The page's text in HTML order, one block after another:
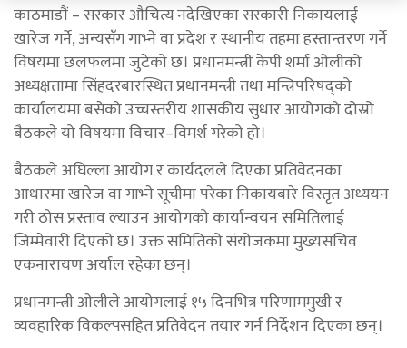
काठमाडौं – सरकार औचित्य नदेखिएका सरकारी निकायलाई
खारेज गर्ने, अन्यसँग गाभ्ने वा प्रदेश र स्थानीय तहमा हस्तान्तरण गर्ने
विषयमा छलफलमा जुटेको छ। प्रधानमन्त्री केपी शर्मा ओलीको
अध्यक्षतामा सिंहदरबारस्थित प्रधानमन्त्री तथा मन्त्रिपरिषद्को
कार्यालयमा बसेको उच्चस्तरीय शासकीय सुधार आयोगको दोस्रो
बैठकले यो विषयमा विचार–विमर्श गरेको हो।
बैठकले अघिल्ला आयोग र कार्यदलले दिएका प्रतिवेदनका
आधारमा खारेज वा गाभ्ने सूचीमा परेका निकायबारे विस्तृत अध्ययन
गरी ठोस प्रस्ताव ल्याउन आयोगको कार्यान्वयन समितिलाई
जिम्मेवारी दिएको छ। उक्त समितिको संयोजकमा मुख्यसचिव
एकनारायण अर्याल रहेका छन्।
प्रधानमन्त्री ओलीले आयोगलाई १५ दिनभित्र परिणाममुखी र
व्यवहारिक विकल्पसहित प्रतिवेदन तयार गर्न निर्देशन दिएका छन्।